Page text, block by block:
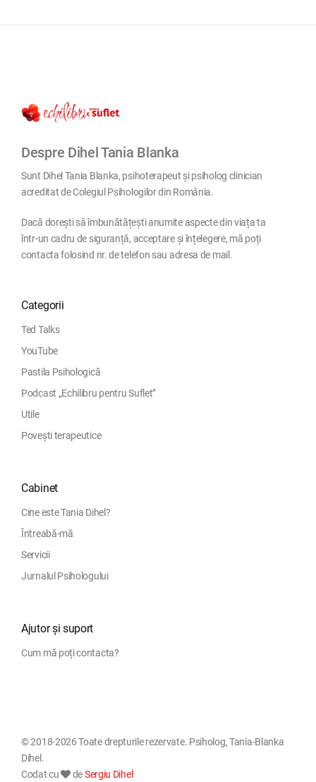
Despre Dihel Tania Blanka
Sunt Dihel Tania Blanka, psihoterapeut și psiholog clinician
acreditat de Colegiul Psihologilor din România.
Dacă dorești să îmbunătățești anumite aspecte din viața ta
într-un cadru de siguranță, acceptare și înțelegere, mă poți
contacta folosind nr. de telefon sau adresa de mail.
Categorii
Ted Talks
YouTube
Pastila Psihologică
Podcast „Echilibru pentru Suflet”
Utile
Povești terapeutice
Cabinet
Cine este Tania Dihel?
Întreabă-mă
Servicii
Jurnalul Psihologului
Ajutor și suport
Cum mă poți contacta?
© 2018-2026 Toate drepturile rezervate. Psiholog, Tania-Blanka
Dihel.
Codat cu
deSergiu Dihel